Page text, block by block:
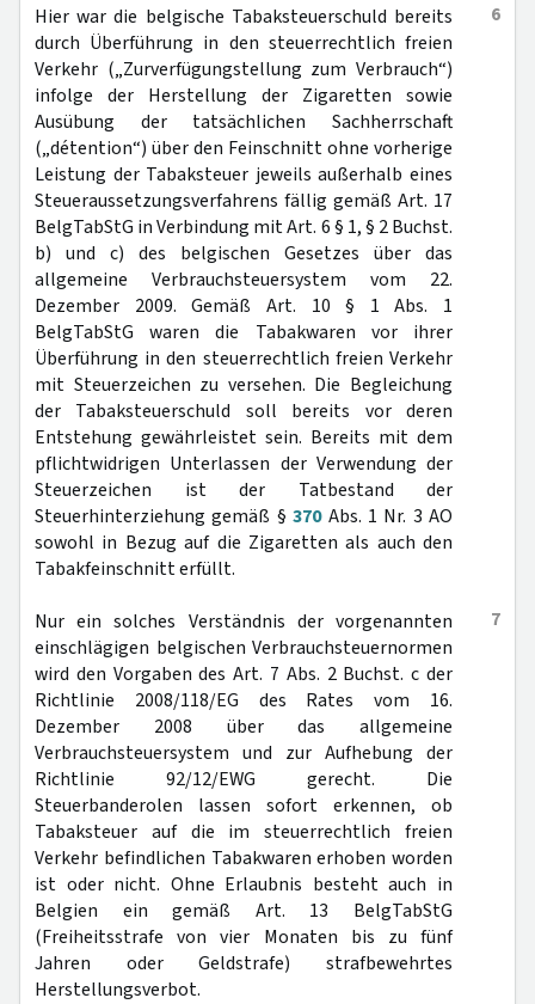
6
Hier war die belgische Tabaksteuerschuld bereits
durch Überführung in den steuerrechtlich freien
Verkehr („Zurverfügungstellung zum Verbrauch“)
infolge der Herstellung der Zigaretten sowie
Ausübung der tatsächlichen Sachherrschaft
(„détention“) über den Feinschnitt ohne vorherige
Leistung der Tabaksteuer jeweils außerhalb eines
Steueraussetzungsverfahrens fällig gemäß Art. 17
BelgTabStG in Verbindung mit Art. 6 § 1, § 2 Buchst.
b) und c) des belgischen Gesetzes über das
allgemeine Verbrauchsteuersystem vom 22.
Dezember 2009. Gemäß Art. 10 § 1 Abs. 1
BelgTabStG waren die Tabakwaren vor ihrer
Überführung in den steuerrechtlich freien Verkehr
mit Steuerzeichen zu versehen. Die Begleichung
der Tabaksteuerschuld soll bereits vor deren
Entstehung gewährleistet sein. Bereits mit dem
pflichtwidrigen Unterlassen der Verwendung der
Steuerzeichen ist der Tatbestand der
Steuerhinterziehung gemäß §370Abs. 1 Nr. 3 AO
sowohl in Bezug auf die Zigaretten als auch den
Tabakfeinschnitt erfüllt.
7
Nur ein solches Verständnis der vorgenannten
einschlägigen belgischen Verbrauchsteuernormen
wird den Vorgaben des Art. 7 Abs. 2 Buchst. c der
Richtlinie 2008/118/EG des Rates vom 16.
Dezember 2008 über das allgemeine
Verbrauchsteuersystem und zur Aufhebung der
Richtlinie 92/12/EWG gerecht. Die
Steuerbanderolen lassen sofort erkennen, ob
Tabaksteuer auf die im steuerrechtlich freien
Verkehr befindlichen Tabakwaren erhoben worden
ist oder nicht. Ohne Erlaubnis besteht auch in
Belgien ein gemäß Art. 13 BelgTabStG
(Freiheitsstrafe von vier Monaten bis zu fünf
Jahren oder Geldstrafe) strafbewehrtes
Herstellungsverbot.